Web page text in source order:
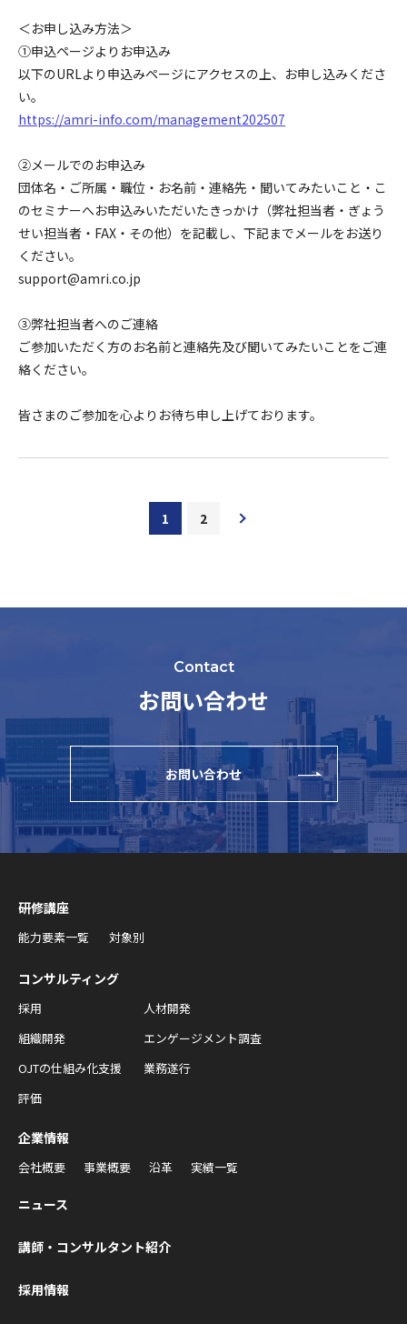
＜お申し込み方法＞
➀申込ページよりお申込み
以下のURLより申込みページにアクセスの上、お申し込みくださ
い。
https://amri-info.com/management202507
②メールでのお申込み
団体名・ご所属・職位・お名前・連絡先・聞いてみたいこと・こ
のセミナーへお申込みいただいたきっかけ（弊社担当者・ぎょう
せい担当者・FAX・その他）を記載し、下記までメールをお送り
ください。
support@amri.co.jp
③弊社担当者へのご連絡
ご参加いただく方のお名前と連絡先及び聞いてみたいことをご連
絡ください。
皆さまのご参加を心よりお待ち申し上げております。
1 2
Contact
お問い合わせ
お問い合わせ
研修講座
能力要素一覧 対象別
コンサルティング
採用
人材開発
組織開発
エンゲージメント調査
OJTの仕組み化支援
業務遂行
評価
企業情報
会社概要 事業概要 沿革 実績一覧
ニュース
講師・コンサルタント紹介
採用情報